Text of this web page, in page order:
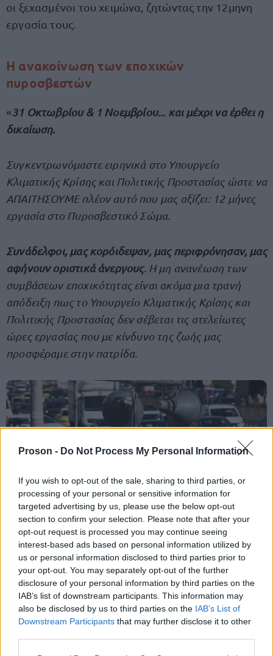
Proson - Do Not Process My Personal Information
If you wish to opt-out of the sale, sharing to third parties, or
processing of your personal or sensitive information for
targeted advertising by us, please use the below opt-out
section to confirm your selection. Please note that after your
opt-out request is processed you may continue seeing
interest-based ads based on personal information utilized by
us or personal information disclosed to third parties prior to
your opt-out. You may separately opt-out of the further
disclosure of your personal information by third parties on the
IAB’s list of downstream participants. This information may
also be disclosed by us to third parties on the IAB’s List of
Downstream Participants that may further disclose it to other
οι ξεχασμένοι του χειμώνα, ζητώντας την 12μηνη
εργασία τους.
Η ανακοίνωση των εποχικών
πυροσβεστών
«31 Οκτωβρίου & 1 Νοεμβρίου... και μέχρι να έρθει η
δικαίωση.
Συγκεντρωνόμαστε ειρηνικά στο Υπουργείο
Κλιματικής Κρίσης και Πολιτικής Προστασίας ώστε να
ΑΠΑΙΤΗΣΟΥΜΕ πλέον αυτό που μας αξίζει: 12 μήνες
εργασία στο Πυροσβεστικό Σώμα.
Συνάδελφοι, μας κορόιδεψαν, μας περιφρόνησαν, μας
αφήνουν οριστικά άνεργους. Η μη ανανέωση των
συμβάσεων εποχικότητας είναι ακόμα μια τρανή
απόδειξη πως το Υπουργείο Κλιματικής Κρίσης και
Πολιτικής Προστασίας δεν σέβεται τις ατελείωτες
ώρες εργασίας που με κίνδυνο της ζωής μας
προσφέραμε στην πατρίδα.
Όλοι εκεί, με αεροπλάνα, με πλοία, με αμάξια με
τρένα, ταξιδεύουμε μαζί με τις οικογένειες μας και
τους φίλους μας, τον απλό πολίτη που ήμασταν δίπλα
του σώζοντας τις περιουσίες τους και το δασικό
πλούτο της χώρας μας, ώστε να μάθουν επιτέλους να